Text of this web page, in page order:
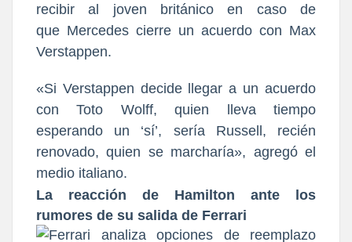
recibir al joven británico en caso de
que Mercedes cierre un acuerdo con Max
Verstappen.
«Si Verstappen decide llegar a un acuerdo
con Toto Wolff, quien lleva tiempo
esperando un ‘sí’, sería Russell, recién
renovado, quien se marcharía», agregó el
medio italiano.
La reacción de Hamilton ante los
rumores de su salida de Ferrari